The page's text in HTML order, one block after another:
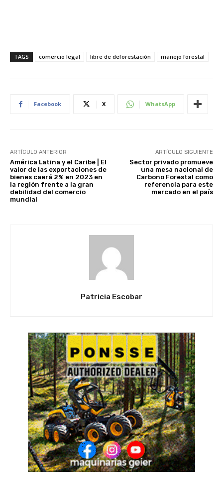
TAGS comercio legal libre de deforestación manejo forestal
Facebook X WhatsApp
ARTÍCULO ANTERIOR
América Latina y el Caribe | El
valor de las exportaciones de
bienes caerá 2% en 2023 en
la región frente a la gran
debilidad del comercio
mundial
ARTÍCULO SIGUIENTE
Sector privado promueve
una mesa nacional de
Carbono Forestal como
referencia para este
mercado en el país
Patricia Escobar